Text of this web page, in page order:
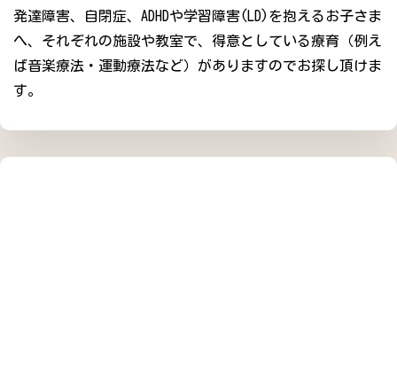
発達障害、自閉症、ADHDや学習障害(LD)を抱えるお子さま
へ、それぞれの施設や教室で、得意としている療育（例え
ば音楽療法・運動療法など）がありますのでお探し頂けま
す。